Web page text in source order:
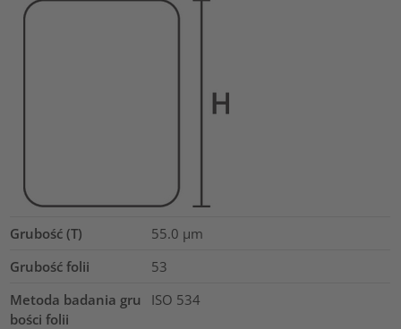
Grubość (T) 55.0 µm
Grubość folii
53
Metoda badania gru
bości folii
ISO 534